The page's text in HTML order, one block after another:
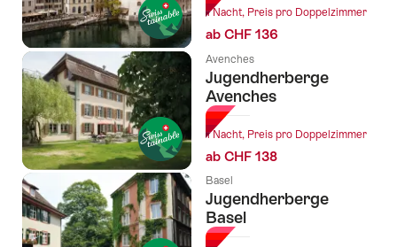
1 Nacht, Preis pro Doppelzimmer
ab CHF 136
Avenches
Jugendherberge
Avenches
1 Nacht, Preis pro Doppelzimmer
ab CHF 138
Basel
Jugendherberge
Basel